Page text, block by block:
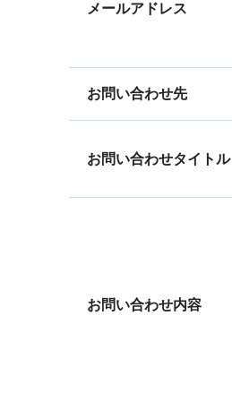
メールアドレス
お問い合わせ先
お問い合わせタイトル
お問い合わせ内容